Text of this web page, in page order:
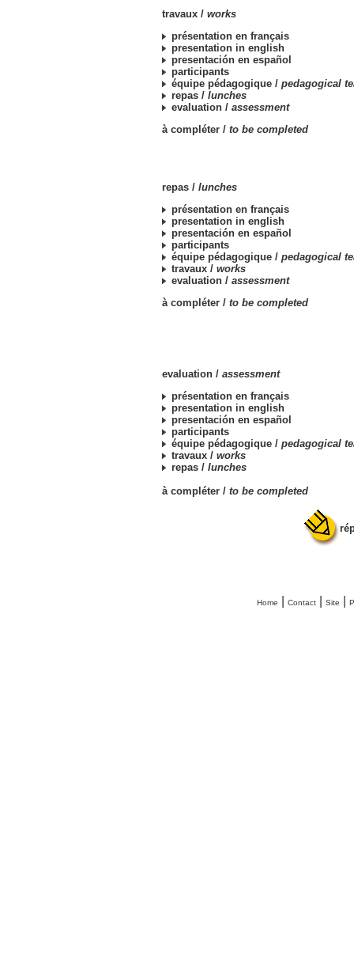
travaux / works
présentation en français
presentation in english
presentación en español
participants
équipe pédagogique / pedagogical
repas / lunches
evaluation / assessment
à compléter / to be completed
repas / lunches
présentation en français
presentation in english
presentación en español
participants
équipe pédagogique / pedagogical
travaux / works
evaluation / assessment
à compléter / to be completed
evaluation / assessment
présentation en français
presentation in english
presentación en español
participants
équipe pédagogique / pedagogical
travaux / works
repas / lunches
à compléter / to be completed
Home Contact| Site